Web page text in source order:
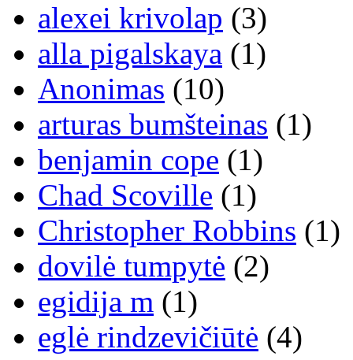
alexei krivolap (3)
alla pigalskaya (1)
Anonimas (10)
arturas bumšteinas (1)
benjamin cope (1)
Chad Scoville (1)
Christopher Robbins (1)
dovilė tumpytė (2)
egidija m (1)
eglė rindzevičiūtė (4)